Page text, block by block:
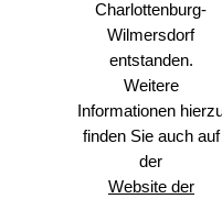
Charlottenburg-
Wilmersdorf
entstanden.
Weitere
Informationen
finden Sie auch auf
der
Website der